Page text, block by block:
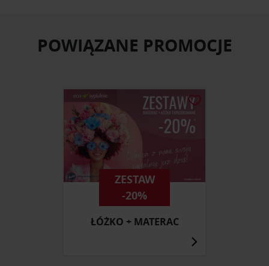
POWIĄZANE PROMOCJE
ZESTAW
-20%
ŁÓŻKO + MATERAC